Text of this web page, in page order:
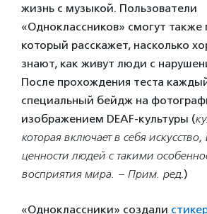
жизнь с музыкой. Пользователи
«Одноклассников» смогут также
который расскажет, насколько
знают, как живут люди с
После прохождения теста
специальный бейдж на
изображением DEAF-культуры (
которая включает в себя
ценности людей с такими
восприятия мира. – Прим. ред.)
«Одноклассники» создали